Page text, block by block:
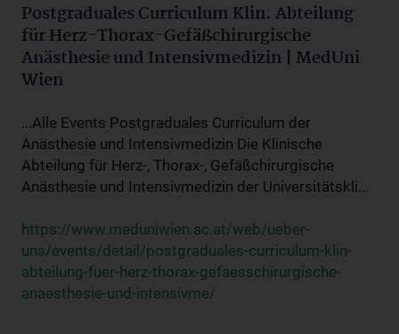
Postgraduales Curriculum Klin. Abteilung
für Herz-Thorax-Gefäßchirurgische
Anästhesie und Intensivmedizin | MedUni
Wien
...Alle Events Postgraduales Curriculum der
Anästhesie und Intensivmedizin Die Klinische
Abteilung für Herz-, Thorax-, Gefäßchirurgische
Anästhesie und Intensivmedizin der Universitätskli...
https://www.meduniwien.ac.at/web/ueber-
uns/events/detail/postgraduales-curriculum-klin-
abteilung-fuer-herz-thorax-gefaesschirurgische-
anaesthesie-und-intensivme/